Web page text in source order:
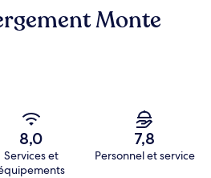
Monte
8,0
Services et
7,8
Personnel et service